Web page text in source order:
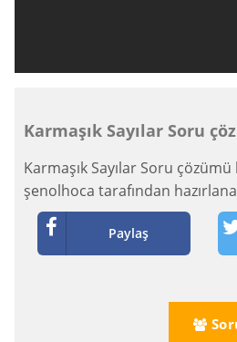
Karmaşık Sayılar Soru
Karmaşık Sayılar Soru
şenolhoca tarafından
Paylaş